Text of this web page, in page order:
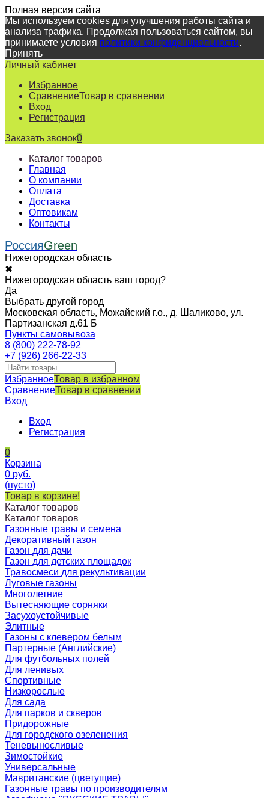
Полная версия сайта
Мы используем cookies для улучшения работы сайта и
анализа трафика. Продолжая пользоваться сайтом, вы
принимаете условия политики конфиденциальности.
Принять
Личный кабинет
Избранное
СравнениеТовар в сравнении
Вход
Регистрация
Заказать звонок0
Каталог товаров
Главная
О компании
Оплата
Доставка
Оптовикам
Контакты
РоссияGreen
Нижегородская область
✖
Нижегородская область ваш город?
Да
Выбрать другой город
Московская область, Можайский г.о., д. Шаликово, ул.
Партизанская д.61 Б
Пункты самовывоза
8 (800) 222-78-92
+7 (926) 266-22-33
ИзбранноеТовар в избранном
СравнениеТовар в сравнении
Вход
Вход
Регистрация
0
Корзина
0 руб.
(пусто)
Товар в корзине!
Каталог товаров
Каталог товаров
Газонные травы и семена
Декоративный газон
Газон для дачи
Газон для детских площадок
Травосмеси для рекультивации
Луговые газоны
Многолетние
Вытесняющие сорняки
Засухоустойчивые
Элитные
Газоны с клевером белым
Партерные (Английские)
Для футбольных полей
Для ленивых
Спортивные
Низкорослые
Для сада
Для парков и скверов
Придорожные
Для городского озеленения
Теневыносливые
Зимостойкие
Универсальные
Мавританские (цветущие)
Газонные травы по производителям